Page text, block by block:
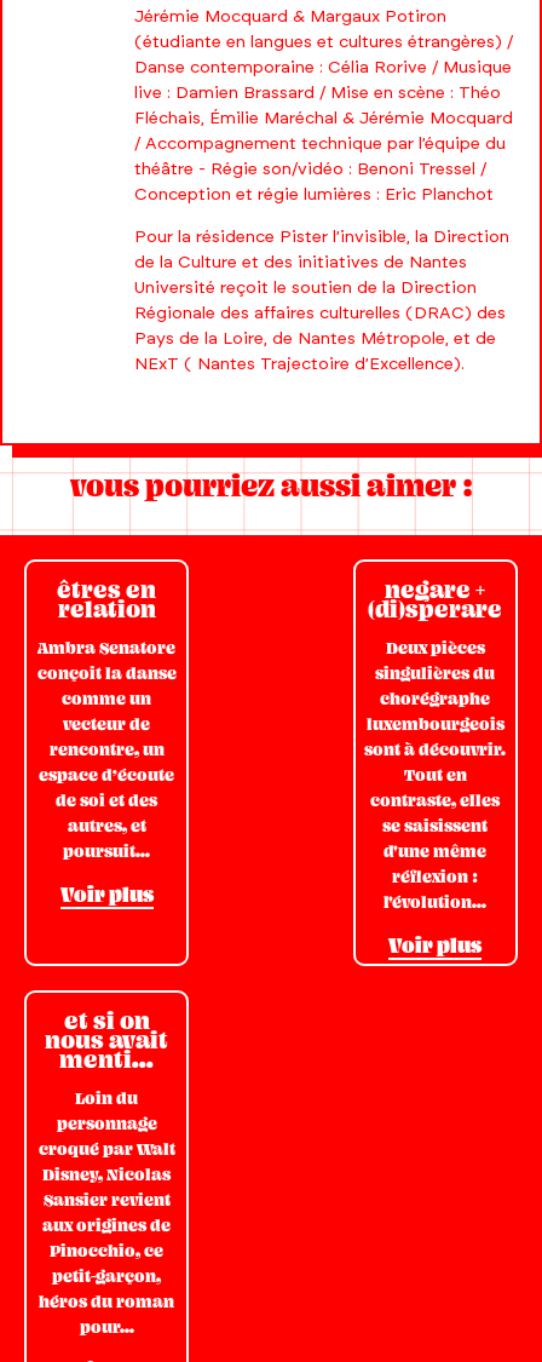
Jérémie Mocquard & Margaux Potiron
(étudiante en langues et cultures étrangères) /
Danse contemporaine : Célia Rorive / Musique
live : Damien Brassard / Mise en scène : Théo
Fléchais, Émilie Maréchal & Jérémie Mocquard
/ Accompagnement technique par l’équipe du
théâtre - Régie son/vidéo : Benoni Tressel /
Conception et régie lumières : Eric Planchot
Pour la résidence Pister l’invisible, la Direction
de la Culture et des initiatives de Nantes
Université reçoit le soutien de la Direction
Régionale des affaires culturelles (DRAC) des
Pays de la Loire, de Nantes Métropole, et de
NExT ( Nantes Trajectoire d’Excellence).
vous pourriez aussi aimer :
êtres en
relation
Ambra Senatore
conçoit la danse
comme un
vecteur de
rencontre, un
espace d’écoute
de soi et des
autres, et
poursuit...
Voir plus
negare +
(di)sperare
Deux pièces
singulières du
chorégraphe
luxembourgeois
sont à découvrir.
Tout en
contraste, elles
se saisissent
d'une même
réflexion :
l'évolution...
Voir plus
et si on
nous avait
menti...
Loin du
personnage
croqué par Walt
Disney, Nicolas
Sansier revient
aux origines de
Pinocchio, ce
petit-garçon,
héros du roman
pour...